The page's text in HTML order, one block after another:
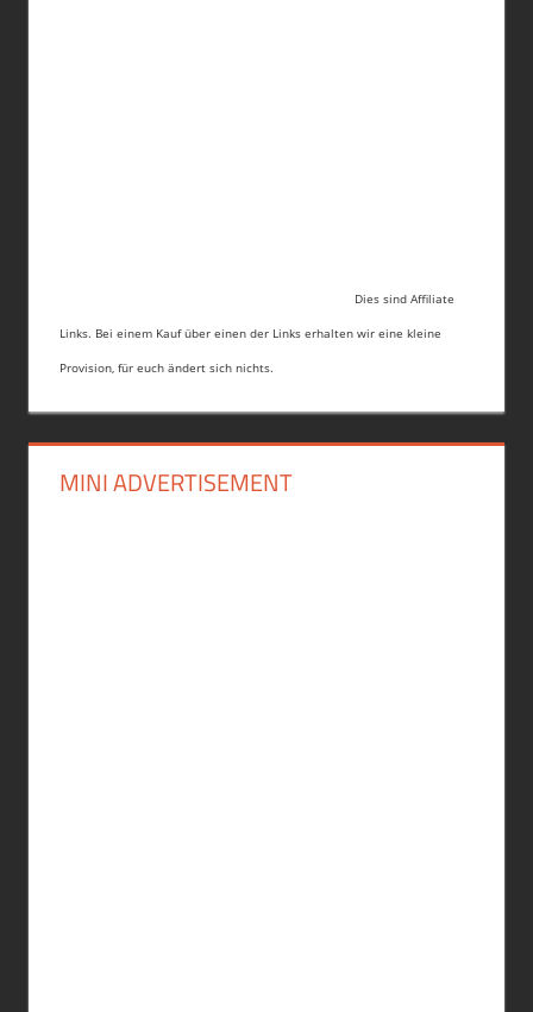
Dies sind Affiliate
Links. Bei einem Kauf über einen der Links erhalten wir eine kleine
Provision, für euch ändert sich nichts.
MINI ADVERTISEMENT